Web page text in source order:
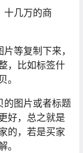
十几万的商
等复制下来，
，比如标签什
。
的图片或者标题
好，总之就是
的，若是买家
。